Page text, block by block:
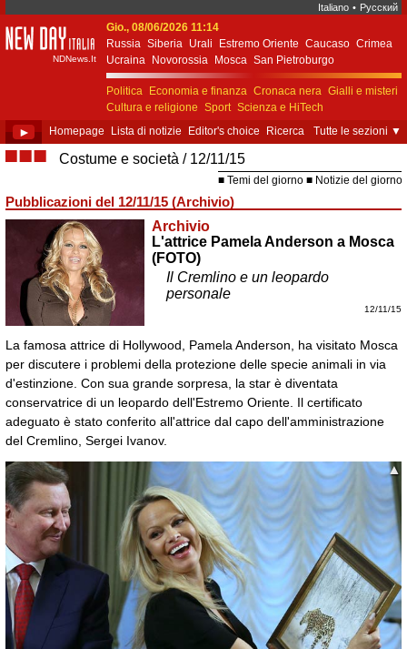
Italiano • Русский
New Day Italia
NDNews.It
Gio., 08/06/2026 11:14
Russia Siberia Urali Estremo Oriente Caucaso Crimea
Ucraina
Novorossia Mosca San Pietroburgo
Ekaterinburgo Kiev Simferopol
Sebastopoli
Politica
Economia e finanza Cronaca nera Gialli e misteri
Cultura e religione Sport Scienza e HiTech
Costume e società
Unione Europea
► Homepage Lista di notizie Editor's choice Ricerca Tutte le sezioni ▼
■■■ Costume e società 12/11/15
Temi del giorno Notizie del giorno
Pubblicazioni del 12/11/15 (Archivio)
Archivio
L'attrice Pamela Anderson a Mosca
(FOTO)
Il Cremlino e un leopardo
personale
12/11/15
La famosa attrice di Hollywood, Pamela Anderson, ha visitato Mosca
per discutere i problemi della protezione delle specie animali in via
d'estinzione. Con sua grande sorpresa, la star è diventata
conservatrice di un leopardo dell'Estremo Oriente. Il certificato
adeguato è stato conferito all'attrice dal capo dell'amministrazione
del Cremlino, Sergei Ivanov.
▲
▼